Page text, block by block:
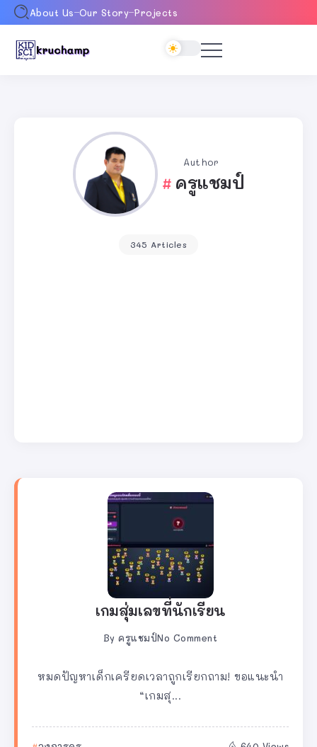
About Us Our Story Projects
Author
ครูแชมป์
345 Articles
เกมสุ่มเลขที่นักเรียน
By ครูแชมป์No Comment
หมดปัญหาเด็กเครียดเวลาถูกเรียกถาม! ขอแนะนำ
“เกมสุ...